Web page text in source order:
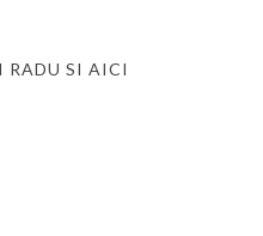
RADU SI AICI